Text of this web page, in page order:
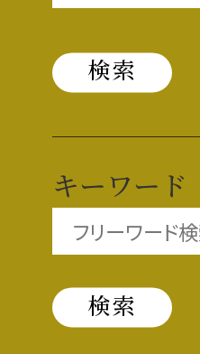
信長関連 史跡 一覧
信長グルメ・土産一覧
信長攻路
キーワード